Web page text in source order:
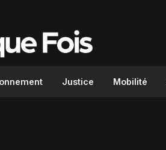
Justice Mobilité